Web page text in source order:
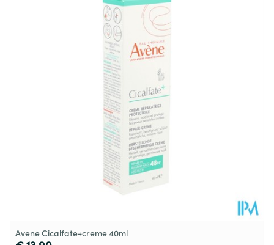
66 mm
400
Kamertemperatuur (15°C - 25°C)
Avene Cicalfate+creme 40ml